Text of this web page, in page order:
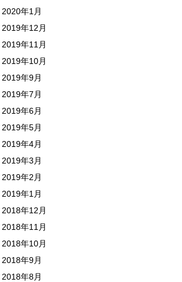
2020年1月
2019年12月
2019年11月
2019年10月
2019年9月
2019年7月
2019年6月
2019年5月
2019年4月
2019年3月
2019年2月
2019年1月
2018年12月
2018年11月
2018年10月
2018年9月
2018年8月